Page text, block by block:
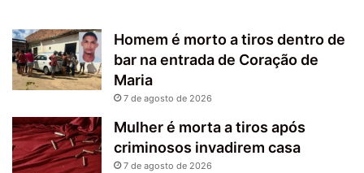
Homem é morto a tiros dentro de
bar na entrada de Coração de
Maria
7 de agosto de 2026
Mulher é morta a tiros após
criminosos invadirem casa
7 de agosto de 2026